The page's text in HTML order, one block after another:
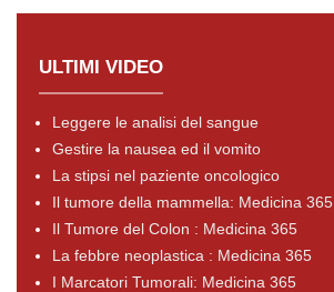
ULTIMI VIDEO
Leggere le analisi del sangue
Gestire la nausea ed il vomito
La stipsi nel paziente oncologico
Il tumore della mammella: Medicina 365
Il Tumore del Colon : Medicina 365
La febbre neoplastica : Medicina 365
I Marcatori Tumorali: Medicina 365